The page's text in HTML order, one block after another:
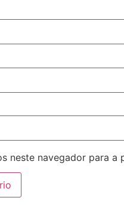
neste navegador para a